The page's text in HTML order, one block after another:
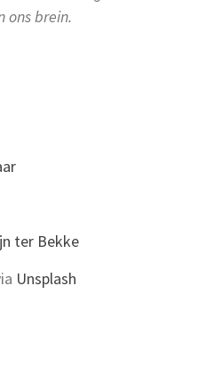
ons brein.
ter Bekke
Unsplash